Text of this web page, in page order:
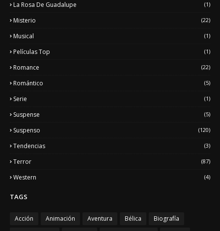
La Rosa De Guadalupe (1)
Misterio (22)
Musical (1)
Películas Top (1)
Romance (22)
Romántico (5)
Serie (1)
Suspense (5)
Suspenso (120)
Tendencias (3)
Terror (87)
Western (4)
TAGS
Acción Animación Aventura Bélica
Biografía